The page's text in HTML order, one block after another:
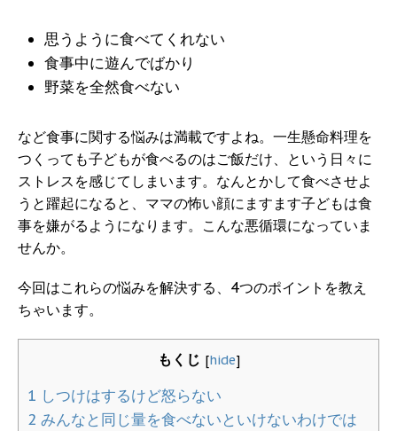
思うように食べてくれない
食事中に遊んでばかり
野菜を全然食べない
など食事に関する悩みは満載ですよね。一生懸命料理を
つくっても子どもが食べるのはご飯だけ、という日々に
ストレスを感じてしまいます。なんとかして食べさせよ
うと躍起になると、ママの怖い顔にますます子どもは食
事を嫌がるようになります。こんな悪循環になっていま
せんか。
今回はこれらの悩みを解決する、4つのポイントを教え
ちゃいます。
もくじ [hide]
1 しつけはするけど怒らない
2 みんなと同じ量を食べないといけないわけでは